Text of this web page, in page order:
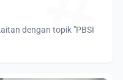
dengan topik "PBSI